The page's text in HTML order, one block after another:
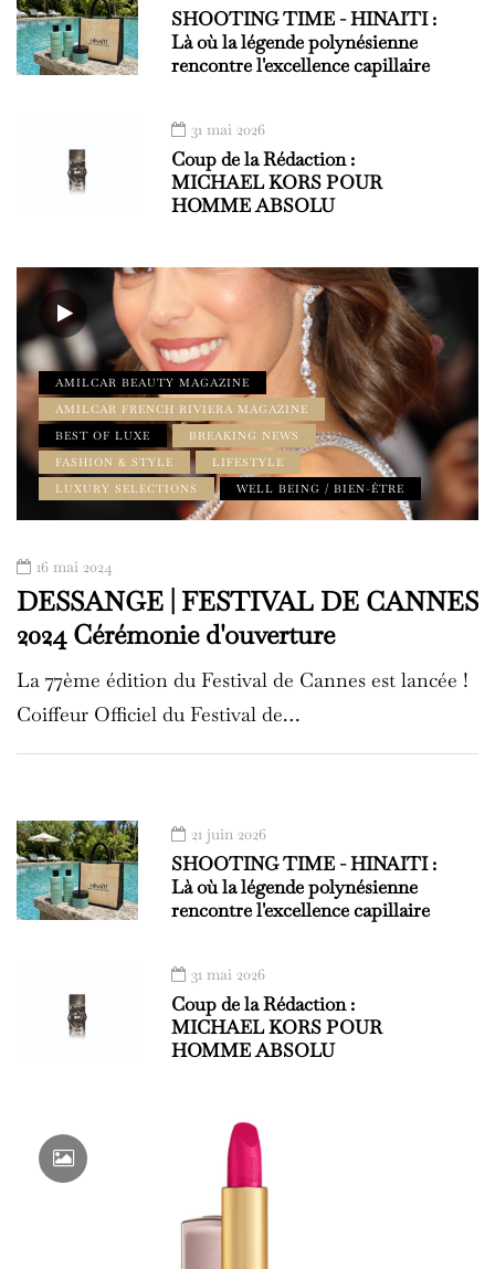
SHOOTING TIME - HINAITI :
Là où la légende polynésienne
rencontre l'excellence capillaire
31 mai 2026
Coup de la Rédaction :
MICHAEL KORS POUR
HOMME ABSOLU
AMILCAR BEAUTY MAGAZINE
AMILCAR FRENCH RIVIERA MAGAZINE
BEST OF LUXE
BREAKING NEWS
FASHION & STYLE
LIFESTYLE
LUXURY SELECTIONS
WELL BEING / BIEN-ÊTRE
16 mai 2024
DESSANGE | FESTIVAL DE CANNES
2024 Cérémonie d'ouverture
La 77ème édition du Festival de Cannes est lancée !
Coiffeur Officiel du Festival de…
21 juin 2026
SHOOTING TIME - HINAITI :
Là où la légende polynésienne
rencontre l'excellence capillaire
31 mai 2026
Coup de la Rédaction :
MICHAEL KORS POUR
HOMME ABSOLU